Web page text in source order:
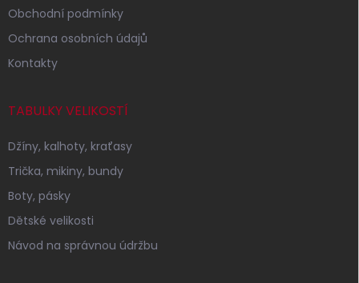
Obchodní podmínky
Ochrana osobních údajů
Kontakty
TABULKY VELIKOSTÍ
Džíny, kalhoty, kraťasy
Trička, mikiny, bundy
Boty, pásky
Dětské velikosti
Návod na správnou údržbu